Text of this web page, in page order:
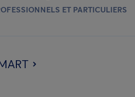
ET PARTICULIERS